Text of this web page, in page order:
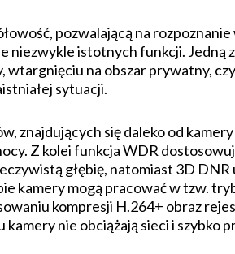
pozwalającą na
niezwykle istotnych funkcji. Jedną
na obszar prywatny,
sytuacji.
znajdujących się daleko od
Z kolei funkcja WDR
głębię, natomiast 3D DNR
kamery mogą pracować w tzw.
kompresji H.264+ obraz
nie obciążają sieci i szybko